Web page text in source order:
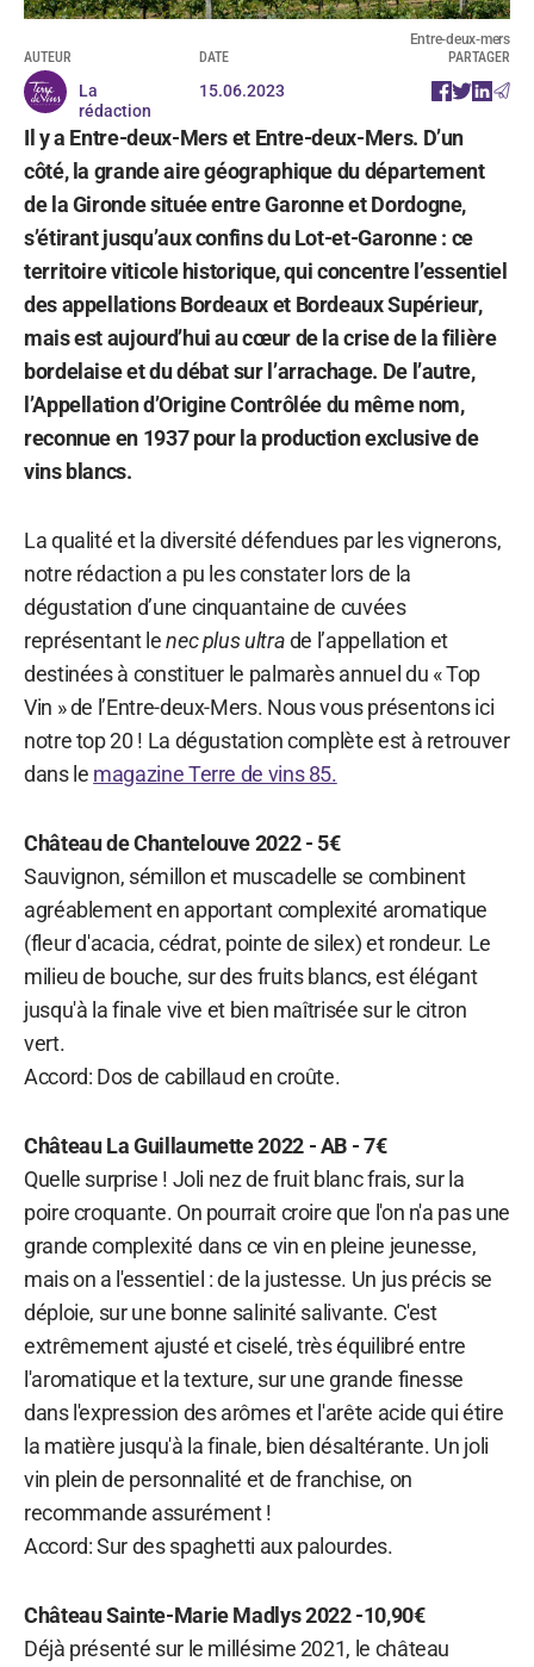
Entre-deux-mers
AUTEUR
La
rédaction
DATE
15.06.2023
PARTAGER
Il y a Entre-deux-Mers et Entre-deux-Mers. D’un
côté, la grande aire géographique du département
de la Gironde située entre Garonne et Dordogne,
s’étirant jusqu’aux confins du Lot-et-Garonne : ce
territoire viticole historique, qui concentre l’essentiel
des appellations Bordeaux et Bordeaux Supérieur,
mais est aujourd’hui au cœur de la crise de la filière
bordelaise et du débat sur l’arrachage. De l’autre,
l’Appellation d’Origine Contrôlée du même nom,
reconnue en 1937 pour la production exclusive de
vins blancs.
La qualité et la diversité défendues par les vignerons,
notre rédaction a pu les constater lors de la
dégustation d’une cinquantaine de cuvées
représentant lenec plus ultrade l’appellation et
destinées à constituer le palmarès annuel du « Top
Vin » de l’Entre-deux-Mers. Nous vous présentons ici
notre top 20 ! La dégustation complète est à retrouver
dans le magazine Terre de vins 85.
Château de Chantelouve 2022 - 5€
Sauvignon, sémillon et muscadelle se combinent
agréablement en apportant complexité aromatique
(fleur d'acacia, cédrat, pointe de silex) et rondeur. Le
milieu de bouche, sur des fruits blancs, est élégant
jusqu'à la finale vive et bien maîtrisée sur le citron
vert.
Accord: Dos de cabillaud en croûte.
Château La Guillaumette 2022 - AB - 7€
Quelle surprise ! Joli nez de fruit blanc frais, sur la
poire croquante. On pourrait croire que l'on n'a pas une
grande complexité dans ce vin en pleine jeunesse,
mais on a l'essentiel : de la justesse. Un jus précis se
déploie, sur une bonne salinité salivante. C'est
extrêmement ajusté et ciselé, très équilibré entre
l'aromatique et la texture, sur une grande finesse
dans l'expression des arômes et l'arête acide qui étire
la matière jusqu'à la finale, bien désaltérante. Un joli
vin plein de personnalité et de franchise, on
recommande assurément !
Accord: Sur des spaghetti aux palourdes.
Château Sainte-Marie Madlys 2022 -10,90€
Déjà présenté sur le millésime 2021, le château